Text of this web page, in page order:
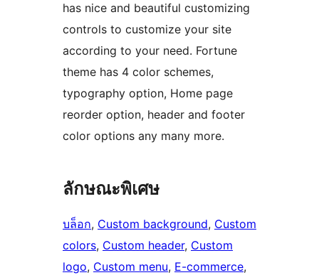
has nice and beautiful customizing
controls to customize your site
according to your need. Fortune
theme has 4 color schemes,
typography option, Home page
reorder option, header and footer
color options any many more.
ลักษณะพิเศษ
บล็อก, Custom background, Custom
colors, Custom header, Custom
logo, Custom menu, E-commerce